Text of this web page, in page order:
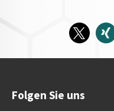
Folgen Sie uns